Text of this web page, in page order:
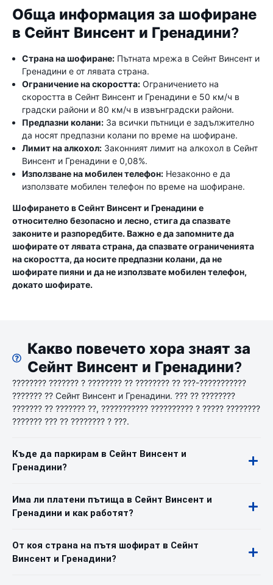
Обща информация за шофиране
в Сейнт Винсент и Гренадини?
Страна на шофиране: Пътната мрежа в Сейнт Винсент и
Гренадини е от лявата страна.
Ограничение на скоростта: Ограничението на
скоростта в Сейнт Винсент и Гренадини е 50 км/ч в
градски райони и 80 км/ч в извънградски райони.
Предпазни колани: За всички пътници е задължително
да носят предпазни колани по време на шофиране.
Лимит на алкохол: Законният лимит на алкохол в Сейнт
Винсент и Гренадини е 0,08%.
Използване на мобилен телефон: Незаконно е да
използвате мобилен телефон по време на шофиране.
Шофирането в Сейнт Винсент и Гренадини е
относително безопасно и лесно, стига да спазвате
законите и разпоредбите. Важно е да запомните да
шофирате от лявата страна, да спазвате ограниченията
на скоростта, да носите предпазни колани, да не
шофирате пияни и да не използвате мобилен телефон,
докато шофирате.
Какво повечето хора знаят за
Сейнт Винсент и Гренадини?
???????? ??????? ? ???????? ?? ???????? ?? ???-???????????
??????? ?? Сейнт Винсент и Гренадини. ??? ?? ????????
??????? ?? ??????? ??, ??????????? ?????????? ? ????? ????????
??????? ??? ?? ???????? ? ???.
Къде да паркирам в Сейнт Винсент и
Гренадини?
Има ли платени пътища в Сейнт Винсент и
Гренадини и как работят?
От коя страна на пътя шофират в Сейнт
Винсент и Гренадини?